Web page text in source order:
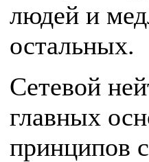
людей и
остальных.
Сетевой
главных
принципов